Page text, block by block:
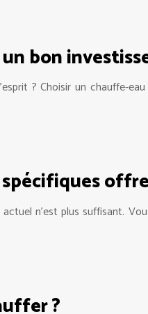
bon
? Choisir un chauffe-
n’est plus suffisant.
?